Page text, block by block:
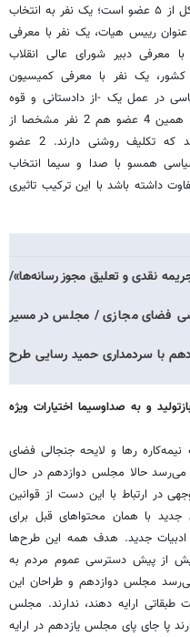
دارد. براساس متن طرح «هیات عالی» متشکل از ۵ عضو است؛ یک نفر به انتخاب
عنوان رییس هیات، یک نفر با معرفی
معرفی دبیر شورای عالی انقلاب
یک نفر با معرفی کمیسیون
در عمل یک -از دادستانی و قوه
قضاییه- و چهار از دیگر دستگاه‌ها است. در همین 4 عضو هم 2 نفر مشخصا از
صدا و سیما و کمیسیون فرهنگی هستند که تکلیف روشنی دارند. 2 عضو
همسو با صدا و سیما انتخاب
داشته باشد با این ترکیب تاثیری
«جریمه نقدی و تعلیق مجوز رسانه‌ها»/
فضای مجازی / مجلس در مسیر
با سردمداری حمید رسایی طرح
و به صداوسیما اختیارات ویژه
رها و لایحه جنجالی فضای
می‌رسد حالا مجلس دوازدهم در حال
در ارتباط با این دست از قوانین
با همان محتواهای قبل برای
ادبیات جدید. هدف همه این طرح‌ها
از پیش دسترسی عموم مردم به
مجلس دوازدهم و طراحان این
طبقاتی ارایه دهند، ندارند. مجلس
پا جای پای مجلس یازدهم در ارایه